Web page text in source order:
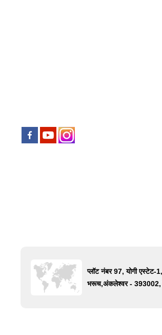
प्लॉट नंबर 97, योगी एस्टेट-
भरूच,अंकलेश्वर - 393002,